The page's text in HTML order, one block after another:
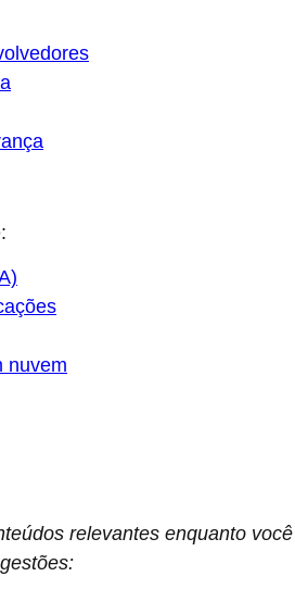
nuvem
relevantes enquanto você